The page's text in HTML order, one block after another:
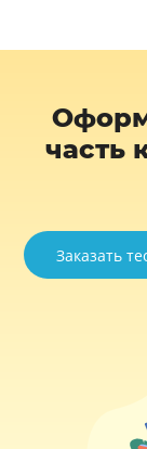
часть
Заказать